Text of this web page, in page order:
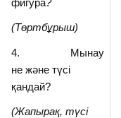
(Төртбұрыш)
4. Мынау
не және түсі
қандай?
(Жапырақ, түсі